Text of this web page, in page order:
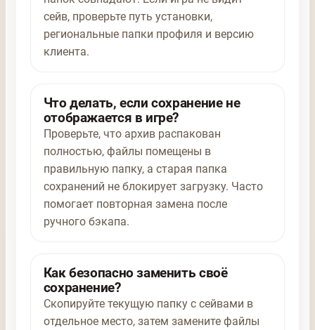
сейв, проверьте путь установки,
региональные папки профиля и версию
клиента.
Что делать, если сохранение не
отображается в игре?
Проверьте, что архив распакован
полностью, файлы помещены в
правильную папку, а старая папка
сохранений не блокирует загрузку. Часто
помогает повторная замена после
ручного бэкапа.
Как безопасно заменить своё
сохранение?
Скопируйте текущую папку с сейвами в
отдельное место, затем замените файлы